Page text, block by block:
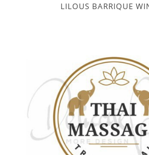
LILOUS BARRIQUE